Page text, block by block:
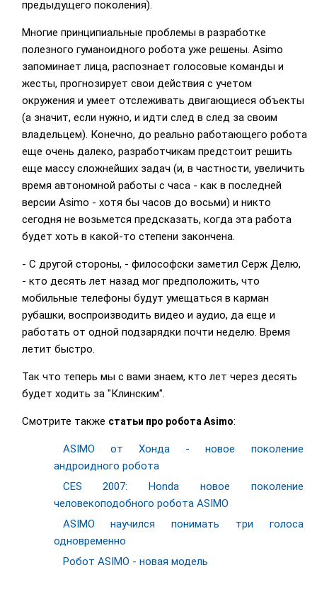
предыдущего поколения).
Многие принципиальные проблемы в разработке
полезного гуманоидного робота уже решены. Asimo
запоминает лица, распознает голосовые команды и
жесты, прогнозирует свои действия с учетом
окружения и умеет отслеживать двигающиеся объекты
(а значит, если нужно, и идти след в след за своим
владельцем). Конечно, до реально работающего робота
еще очень далеко, разработчикам предстоит решить
еще массу сложнейших задач (и, в частности, увеличить
время автономной работы с часа - как в последней
версии Asimo - хотя бы часов до восьми) и никто
сегодня не возьмется предсказать, когда эта работа
будет хоть в какой-то степени закончена.
- С другой стороны, - философски заметил Серж Делю,
- кто десять лет назад мог предположить, что
мобильные телефоны будут умещаться в карман
рубашки, воспроизводить видео и аудио, да еще и
работать от одной подзарядки почти неделю. Время
летит быстро.
Так что теперь мы с вами знаем, кто лет через десять
будет ходить за "Клинским".
Смотрите также статьи про робота Asimo:
ASIMO от Хонда - новое поколение
андроидного робота
CES 2007: Honda новое поколение
человекоподобного робота ASIMO
ASIMO научился понимать три голоса
одновременно
Робот ASIMO - новая модель